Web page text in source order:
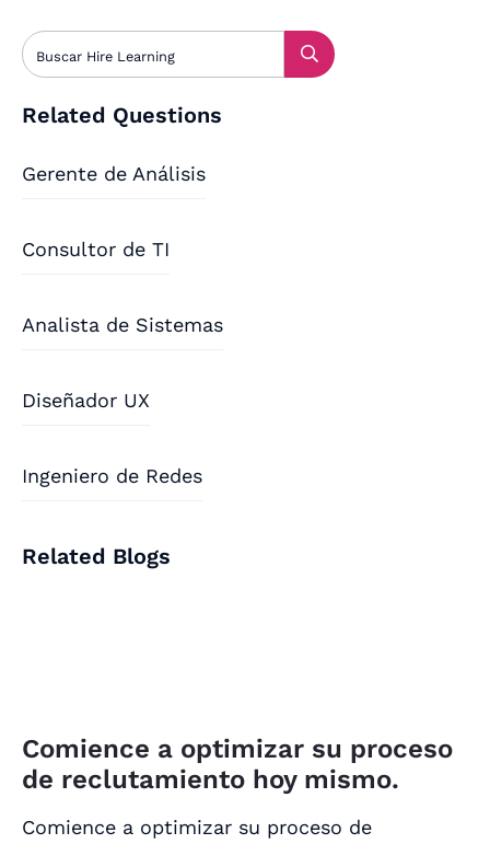
Related Questions
Gerente de Análisis
Consultor de TI
Analista de Sistemas
Diseñador UX
Ingeniero de Redes
Related Blogs
Comience a optimizar su proceso
de reclutamiento hoy mismo.
Comience a optimizar su proceso de